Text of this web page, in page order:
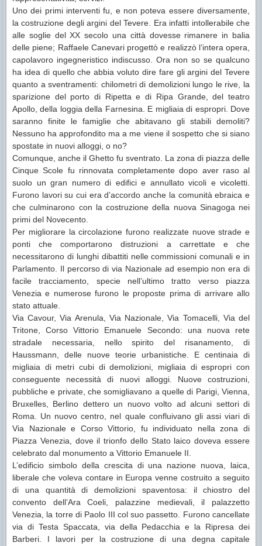
Uno dei primi interventi fu, e non poteva essere diversamente,
la costruzione degli argini del Tevere. Era infatti intollerabile che
alle soglie del XX secolo una città dovesse rimanere in balia
delle piene; Raffaele Canevari progettò e realizzò l’intera opera,
capolavoro ingegneristico indiscusso. Ora non so se qualcuno
ha idea di quello che abbia voluto dire fare gli argini del Tevere
quanto a sventramenti: chilometri di demolizioni lungo le rive, la
sparizione del porto di Ripetta e di Ripa Grande, del teatro
Apollo, della loggia della Farnesina. E migliaia di espropri. Dove
saranno finite le famiglie che abitavano gli stabili demoliti?
Nessuno ha approfondito ma a me viene il sospetto che si siano
spostate in nuovi alloggi, o no?
Comunque, anche il Ghetto fu sventrato. La zona di piazza delle
Cinque Scole fu rinnovata completamente dopo aver raso al
suolo un gran numero di edifici e annullato vicoli e vicoletti.
Furono lavori su cui era d’accordo anche la comunità ebraica e
che culminarono con la costruzione della nuova Sinagoga nei
primi del Novecento.
Per migliorare la circolazione furono realizzate nuove strade e
ponti che comportarono distruzioni a carrettate e che
necessitarono di lunghi dibattiti nelle commissioni comunali e in
Parlamento. Il percorso di via Nazionale ad esempio non era di
facile tracciamento, specie nell’ultimo tratto verso piazza
Venezia e numerose furono le proposte prima di arrivare allo
stato attuale.
Via Cavour, Via Arenula, Via Nazionale, Via Tomacelli, Via del
Tritone, Corso Vittorio Emanuele Secondo: una nuova rete
stradale necessaria, nello spirito del risanamento, di
Haussmann, delle nuove teorie urbanistiche. E centinaia di
migliaia di metri cubi di demolizioni, migliaia di espropri con
conseguente necessità di nuovi alloggi. Nuove costruzioni,
pubbliche e private, che somigliavano a quelle di Parigi, Vienna,
Bruxelles, Berlino dettero un nuovo volto ad alcuni settori di
Roma. Un nuovo centro, nel quale confluivano gli assi viari di
Via Nazionale e Corso Vittorio, fu individuato nella zona di
Piazza Venezia, dove il trionfo dello Stato laico doveva essere
celebrato dal monumento a Vittorio Emanuele II.
L’edificio simbolo della crescita di una nazione nuova, laica,
liberale che voleva contare in Europa venne costruito a seguito
di una quantità di demolizioni spaventosa: il chiostro del
convento dell’Ara Coeli, palazzine medievali, il palazzetto
Venezia, la torre di Paolo III col suo passetto. Furono cancellate
via di Testa Spaccata, via della Pedacchia e la Ripresa dei
Barberi. I lavori per la costruzione di una degna capitale